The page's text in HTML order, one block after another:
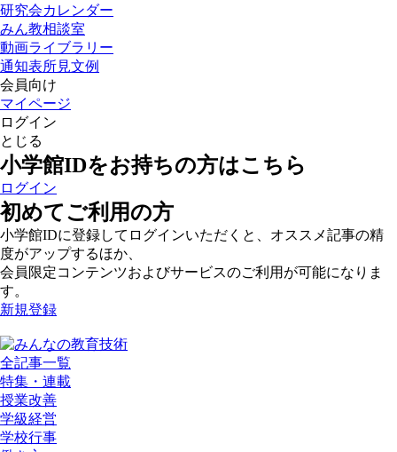
研究会カレンダー
みん教相談室
動画ライブラリー
通知表所見文例
会員向け
マイページ
ログイン
とじる
小学館IDをお持ちの方はこちら
ログイン
初めてご利用の方
小学館IDに登録してログインいただくと、オススメ記事の精
度がアップするほか、
会員限定コンテンツおよびサービスのご利用が可能になりま
す。
新規登録
全記事一覧
特集・連載
授業改善
学級経営
学校行事